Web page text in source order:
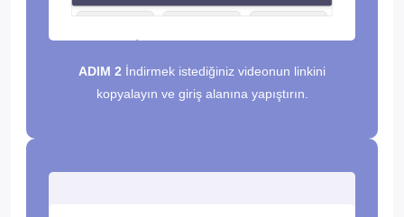
ADIM 2 İndirmek istediğiniz videonun linkini
kopyalayın ve giriş alanına yapıştırın.